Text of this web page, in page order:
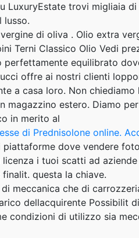
LuxuryEstate trovi migliaia
lusso.
di oliva . Olio extra
Terni Classico Olio Vedi
equilibrato
offre ai nostri clienti
a casa loro. Non chiediamo
magazzino estero. Diamo
in merito al
di Prednisolone online.
piattaforme dove vendere
i tuoi scatti ad
questa la chiave.
meccanica che di
dellacquirente Possibilit
condizioni di utilizzo sia